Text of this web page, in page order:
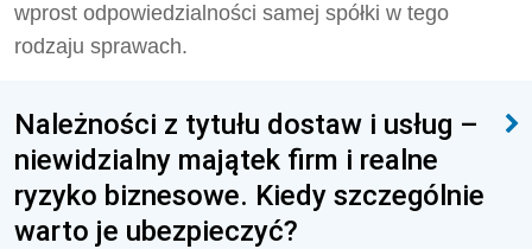
wprost odpowiedzialności samej spółki w tego
rodzaju sprawach.
Należności z tytułu dostaw i usług –
niewidzialny majątek firm i realne
ryzyko biznesowe. Kiedy szczególnie
warto je ubezpieczyć?